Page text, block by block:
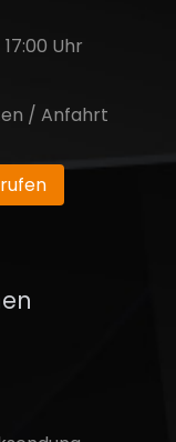
Uhr
/ Anfahrt